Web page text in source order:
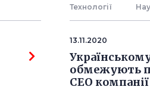
Технології
13.11.2020
обмежують
СЕО компанії